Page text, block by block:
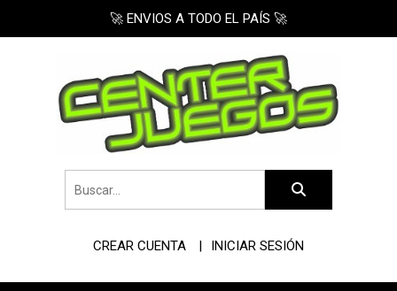
🚀 ENVIOS A TODO EL PAÍS 🚀
CREAR CUENTA INICIAR SESIÓN